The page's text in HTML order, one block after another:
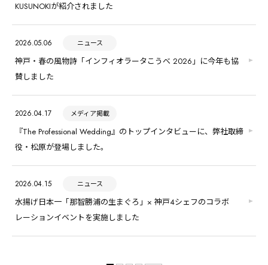
KUSUNOKIが紹介されました
2026.05.06 ニュース
神戸・春の風物詩「インフィオラータこうべ 2026」に今年も協
賛しました
2026.04.17 メディア掲載
『The Professional Wedding』のトップインタビューに、弊社取締
役・松原が登場しました。
2026.04.15 ニュース
水揚げ日本一「那智勝浦の生まぐろ」× 神戸4シェフのコラボ
レーションイベントを実施しました